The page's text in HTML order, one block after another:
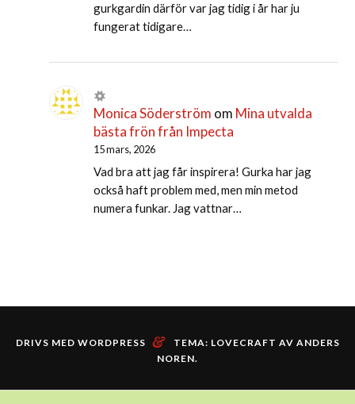
gurkgardin därför var jag tidig i år har ju
fungerat tidigare…
Monica Söderström om Mina utvalda
bästa frön från Impecta
15 mars, 2026
Vad bra att jag får inspirera! Gurka har jag
också haft problem med, men min metod
numera funkar. Jag vattnar…
DRIVS MED WORDPRESS & TEMA: LOVECRAFT AV ANDERS
NOREN.